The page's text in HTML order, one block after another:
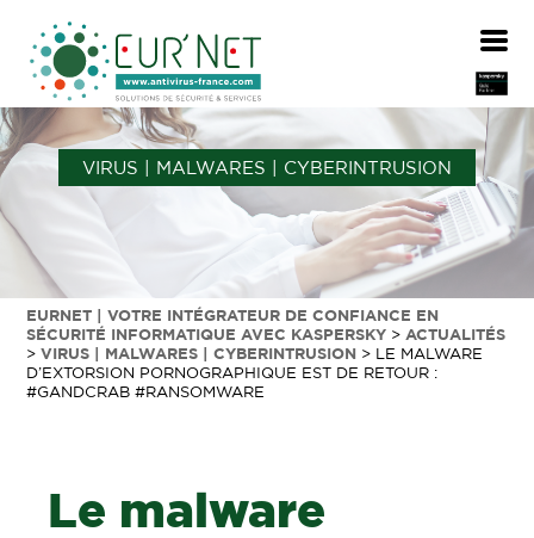
VIRUS | MALWARES | CYBERINTRUSION
EURNET | VOTRE INTÉGRATEUR DE CONFIANCE EN
SÉCURITÉ INFORMATIQUE AVEC KASPERSKY >ACTUALITÉS
>VIRUS | MALWARES | CYBERINTRUSION > LE MALWARE
D’EXTORSION PORNOGRAPHIQUE EST DE RETOUR :
#GANDCRAB #RANSOMWARE
Le malware